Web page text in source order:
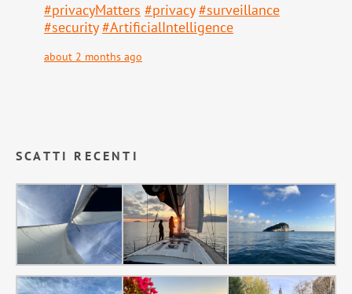
#privacyMatters #privacy #surveillance
#security #ArtificialIntelligence
about 2 months ago
SCATTI RECENTI